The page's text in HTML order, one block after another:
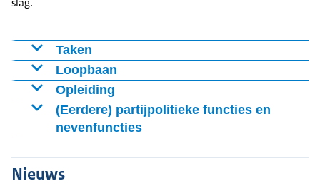
slag.
Taken
Aanpak netcongestie, realisatie energie-
infrastructuur
Kernenergie
Uitvoering clusteraanpak verduurzamen industrie
Vergunningen voor grote energieprojecten, zoals
energie-infrastructuur, energieopslag en mijnbouw
Ontmanteling Groningenveld
Loopbaan
23 februari 2026
Benoeming drs. J. de Bat tot staatssecretaris van
Klimaat en Groene Groei in het kabinet-Jetten
Zeeland; portefeuilles o.a. Energietransitie,
Opleiding
1999 – 2003
Bestuurskunde, Erasmus Universiteit Rotterdam
(Eerdere) partijpolitieke functies en
nevenfuncties
januari 2024 – juli 2024
Nieuws